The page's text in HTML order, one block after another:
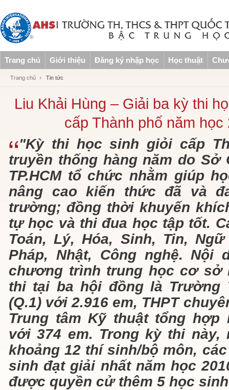
Trang chủ Giới thiệu Đăng ký nhập học Học thuật
Trang chủ Tin tức
Liu Khải Hùng – Giải ba kỳ thi
cấp Thành phố năm học
"Kỳ thi học sinh giỏi cấp
truyền thống hàng năm do Sở
TP.HCM tổ chức nhằm giúp
nâng cao kiến thức đã và
trường; đồng thời khuyến
tự học và thi đua học tập tốt.
Toán, Lý, Hóa, Sinh, Tin,
Pháp, Nhật, Công nghệ. Nội
chương trình trung học cơ sở
thi tại ba hội đồng là Trường
(Q.1) với 2.916 em, THPT
Trung tâm Kỹ thuật tổng hợp
với 374 em. Trong kỳ thi này,
khoảng 12 thí sinh/bộ môn,
sinh đạt giải nhất năm học
được quyền cử thêm 5 học